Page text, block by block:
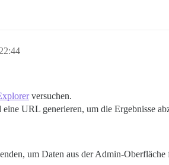
versuchen.
URL generieren, um die Ergebnisse
um Daten aus der Admin-Oberfläche